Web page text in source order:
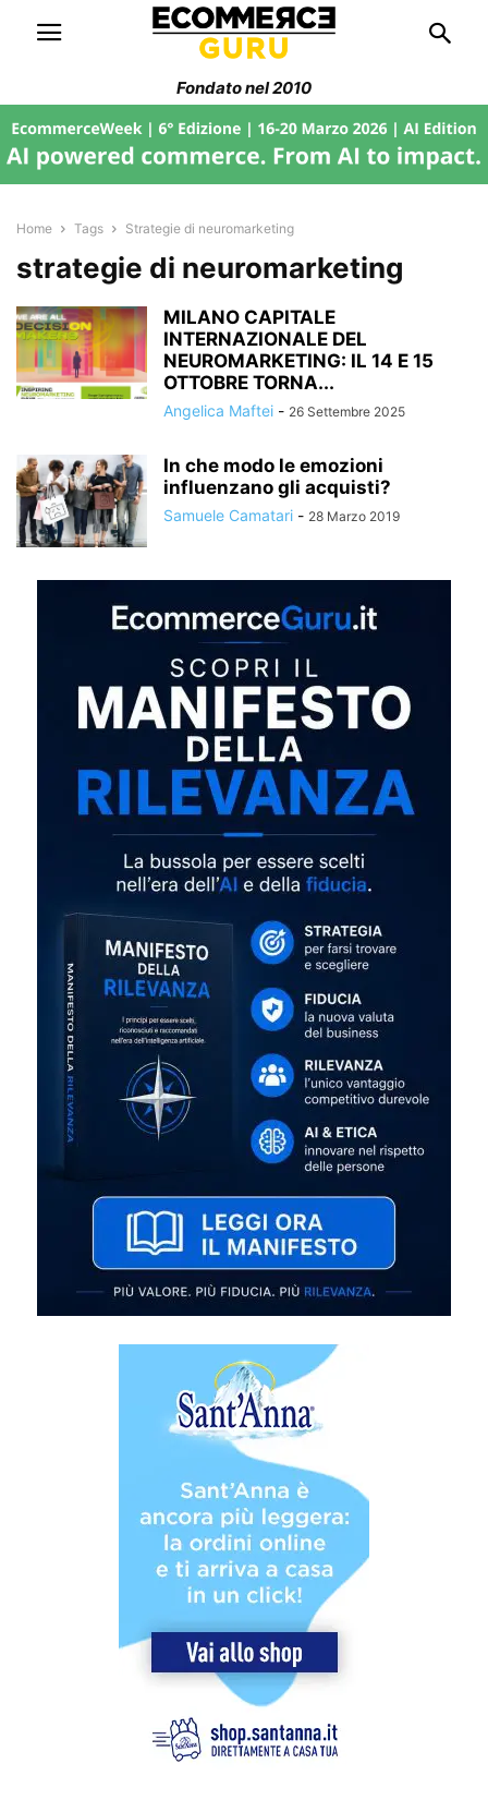
Fondato nel 2010
Home Tags Strategie di neuromarketing
strategie di neuromarketing
MILANO CAPITALE
INTERNAZIONALE DEL
NEUROMARKETING: IL 14 E 15
OTTOBRE TORNA...
Angelica Maftei - 26 Settembre 2025
In che modo le emozioni
influenzano gli acquisti?
Samuele Camatari - 28 Marzo 2019